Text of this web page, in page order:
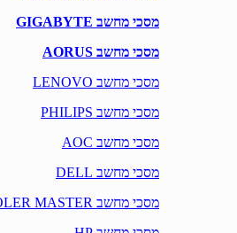
מסכי מחשב GIGABYTE
מסכי מחשב AORUS
מסכי מחשב LENOVO
מסכי מחשב PHILIPS
מסכי מחשב AOC
מסכי מחשב DELL
מסכי מחשב COOLER MASTER